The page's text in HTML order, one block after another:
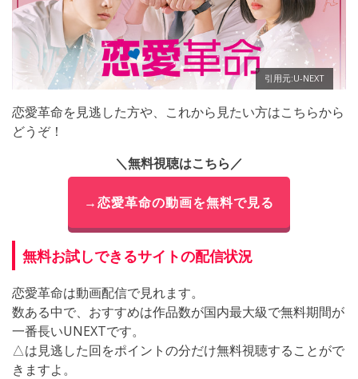
引用元:U-NEXT
恋愛革命を見逃した方や、これから見たい方はこちらから
どうぞ！
＼無料視聴はこちら／
→恋愛革命の動画を無料で見る
無料お試しできるサイトの配信状況
恋愛革命は動画配信で見れます。
数ある中で、おすすめは作品数が国内最大級で無料期間が
一番長いUNEXTです。
△は見逃した回をポイントの分だけ無料視聴することがで
きますよ。